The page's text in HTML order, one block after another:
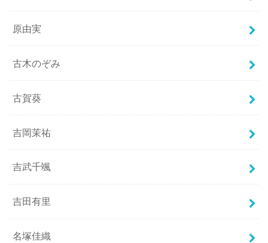
原由実
古木のぞみ
古賀葵
吉岡茉祐
吉武千颯
吉田有里
名塚佳織